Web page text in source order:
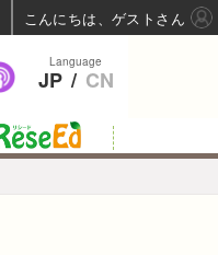
Language
JP / CN
こんにちは、ゲストさん